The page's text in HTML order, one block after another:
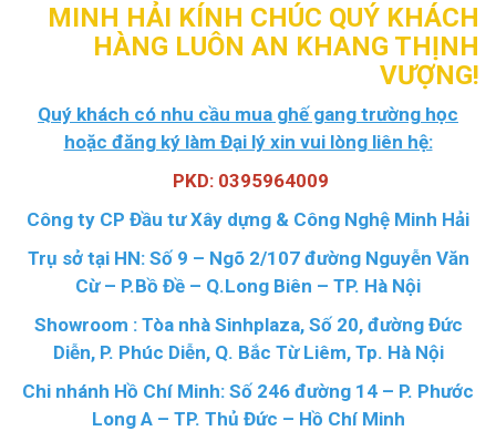
MINH HẢI KÍNH CHÚC QUÝ KHÁCH
HÀNG LUÔN AN KHANG THỊNH
VƯỢNG!
Quý khách có nhu cầu mua ghế gang trường học
hoặc đăng ký làm Đại lý xin vui lòng liên hệ:
PKD: 0395964009
Công ty CP Đầu tư Xây dựng & Công Nghệ Minh Hải
Trụ sở tại HN: Số 9 – Ngõ 2/107 đường Nguyễn Văn
Cừ – P.Bồ Đề – Q.Long Biên – TP. Hà Nội
Showroom : Tòa nhà Sinhplaza, Số 20, đường Đức
Diễn, P. Phúc Diễn, Q. Bắc Từ Liêm, Tp. Hà Nội
Chi nhánh Hồ Chí Minh: Số 246 đường 14 – P. Phước
Long A – TP. Thủ Đức – Hồ Chí Minh